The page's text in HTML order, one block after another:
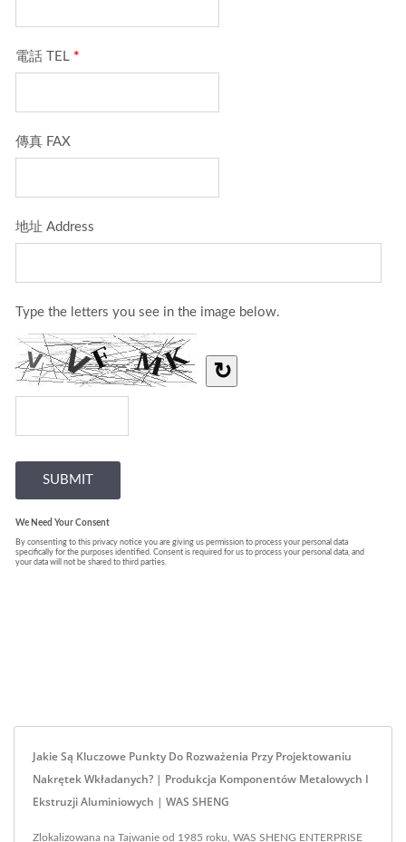
Jakie Są Kluczowe Punkty Do Rozważenia Przy Projektowaniu
Nakrętek Wkładanych? | Produkcja Komponentów Metalowych I
Ekstruzji Aluminiowych | WAS SHENG
Zlokalizowana na Tajwanie od 1985 roku, WAS SHENG ENTERPRISE